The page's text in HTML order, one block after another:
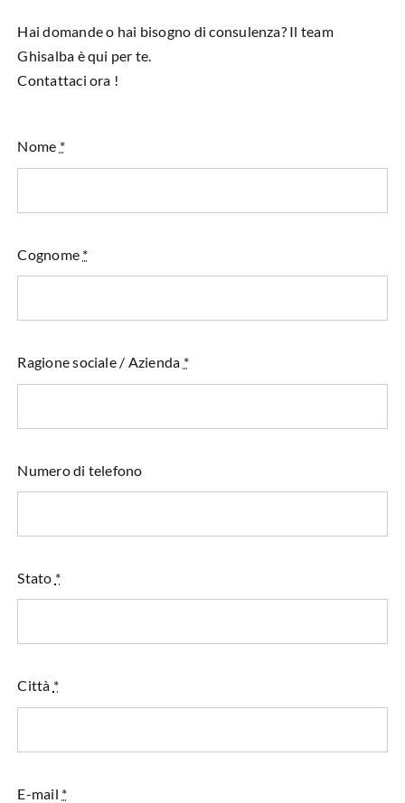
Hai domande o hai bisogno di consulenza? Il team
Ghisalba è qui per te.
Contattaci ora !
Nome *
Cognome *
Ragione sociale / Azienda *
Numero di telefono
Stato *
Città *
E-mail *